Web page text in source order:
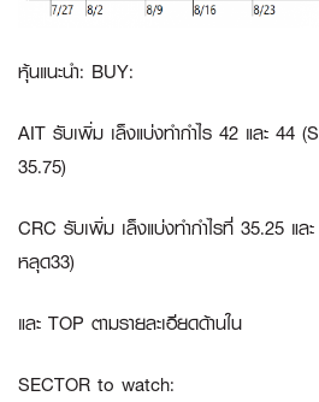
หุ้นแนะนำ: BUY:
AIT รับเพิ่ม เล็งแบ่งทำกำไร 42 และ 44
35.75)
CRC รับเพิ่ม เล็งแบ่งทำกำไรที่ 35.25 แ
หลุด33)
และ TOP ตามรายละเอียดด้านใน
SECTOR to watch: